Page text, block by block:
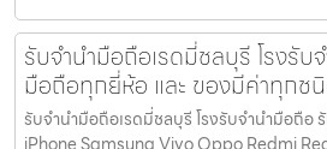
รับจำนำมือถือเรดมี่ชลบุรี โรงรับ
มือถือทุกยี่ห้อ และ ของมีค่าทุกชนิ
รับจำนำมือถือเรดมี่ชลบุรี โรงรับจำนำมือถือ